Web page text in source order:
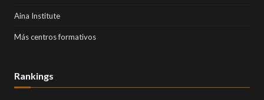
Aina Institute
Más centros formativos
Rankings